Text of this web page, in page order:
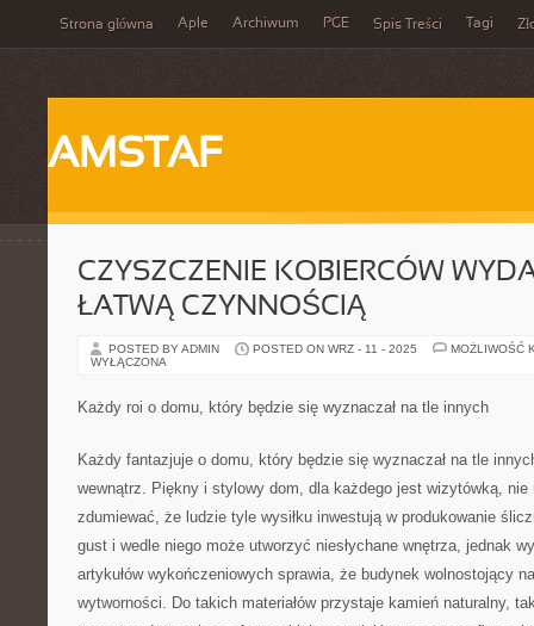
Strona główna Aple Archiwum PGE Spis Treści Tagi
AMSTAF
CZYSZCZENIE KOBIERCÓW
ŁATWĄ CZYNNOŚCIĄ
POSTED BY ADMIN POSTED ON WRZ - 11 - 2025
MOŻLIWOŚĆ
WYŁĄCZONA
Każdy roi o domu, który będzie się wyznaczał na tle innych
Każdy fantazjuje o domu, który będzie się wyznaczał na tle
wewnątrz. Piękny i stylowy dom, dla każdego jest wizytówką,
zdumiewać, że ludzie tyle wysiłku inwestują w produkowanie
gust i wedle niego może utworzyć niesłychane wnętrza, jednak
artykułów wykończeniowych sprawia, że budynek wolnostojący
wytworności. Do takich materiałów przystaje kamień naturalny,